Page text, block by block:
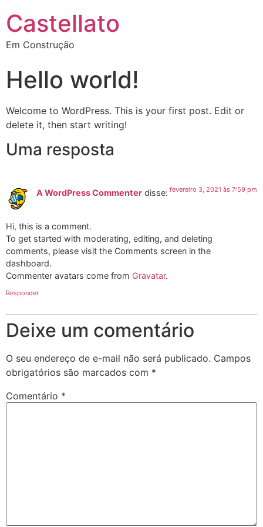
Castellato
Em Construção
Hello world!
Welcome to WordPress. This is your first post. Edit or
delete it, then start writing!
Uma resposta
A WordPress Commenter disse: fevereiro 3, 2021 às 7:59 pm
Hi, this is a comment.
To get started with moderating, editing, and deleting
comments, please visit the Comments screen in the
dashboard.
Commenter avatars come from Gravatar.
Responder
Deixe um comentário
O seu endereço de e-mail não será publicado. Campos
obrigatórios são marcados com *
Comentário *